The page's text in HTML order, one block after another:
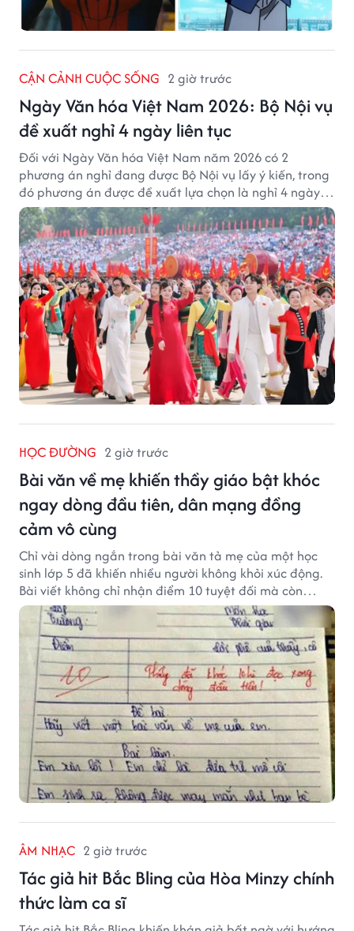
CẬN CẢNH CUỘC SỐNG 2 giờ trước
Ngày Văn hóa Việt Nam 2026: Bộ Nội vụ
đề xuất nghỉ 4 ngày liên tục
Đối với Ngày Văn hóa Việt Nam năm 2026 có 2
phương án nghỉ đang được Bộ Nội vụ lấy ý kiến, trong
đó phương án được đề xuất lựa chọn là nghỉ 4 ngày
liên tục từ 21/11 đến 24/11, đồng thời hoán đổi 1 ngày
làm việc sang thứ Bảy (28/11).
HỌC ĐƯỜNG 2 giờ trước
Bài văn về mẹ khiến thầy giáo bật khóc
ngay dòng đầu tiên, dân mạng đồng
cảm vô cùng
Chỉ vài dòng ngắn trong bài văn tả mẹ của một học
sinh lớp 5 đã khiến nhiều người không khỏi xúc động.
Bài viết không chỉ nhận điểm 10 tuyệt đối mà còn
khiến thầy giáo nghẹn ngào viết lời phê: "Thầy đã
khóc khi đọc xong dòng đầu tiên."
ÂM NHẠC 2 giờ trước
Tác giả hit Bắc Bling của Hòa Minzy chính
thức làm ca sĩ